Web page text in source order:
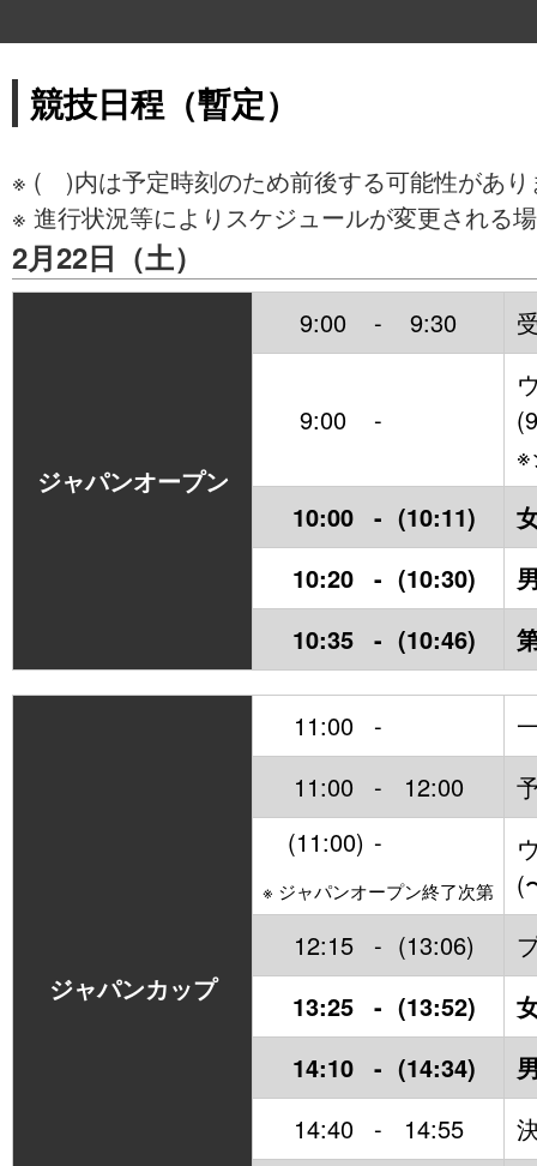
競技日程（暫定）
※ ( )内は予定時刻のため前後する可能性があり
※ 進行状況等によりスケジュールが変更される
2月22日（土）
ジャパンオープン
9:00 - 9:30
9:00 -
10:00 - (10:11)
10:20 - (10:30)
10:35 - (10:46)
ジャパンカップ
11:00 -
11:00
- 12:00
(11:00) -
※ ジャパンオープン終了次第
(
12:15
- (13:06)
13:25 - (13:52)
14:10 - (14:34)
14:40
- 14:55